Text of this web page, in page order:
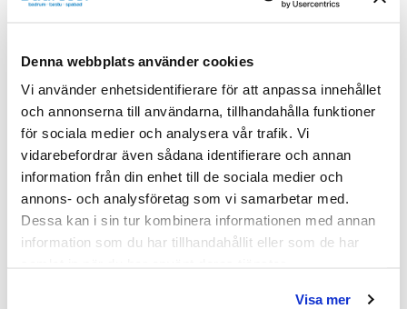
Denna webbplats använder cookies
Vi använder enhetsidentifierare för att anpassa innehållet
och annonserna till användarna, tillhandahålla funktioner
för sociala medier och analysera vår trafik. Vi
vidarebefordrar även sådana identifierare och annan
information från din enhet till de sociala medier och
annons- och analysföretag som vi samarbetar med.
Dessa kan i sin tur kombinera informationen med annan
information som du har tillhandahållit eller som de har
Visa mer
material. Men även om våra badrumsmöbler är det, ska
luftfuktighet.
Tänk på att se till att ventilationen är god och att
möblerna placeras på ett sådant avstånd från
badkar/dusch att vatten inte kan skvätta direkt på
möbeln. Blöta fläckar, även vanligt vatten, torkas upp
så snart som möjligt.
Haven H2 Serie